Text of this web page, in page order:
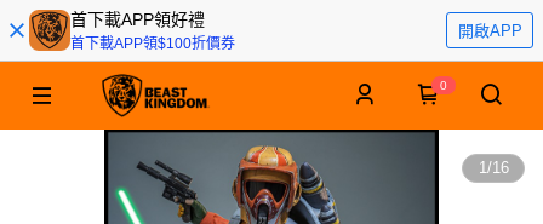
首下載APP領好禮
首下載APP領$100折價券
開啟APP
0
1/16